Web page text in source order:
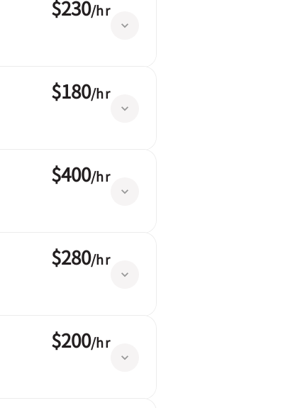
$230/hr
$180/hr
$400/hr
$280/hr
$200/hr